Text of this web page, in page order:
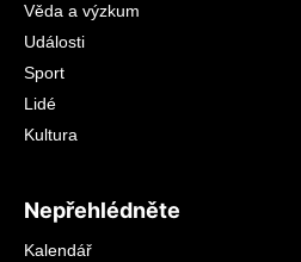
Věda a výzkum
Události
Sport
Lidé
Kultura
Nepřehlédněte
Kalendář